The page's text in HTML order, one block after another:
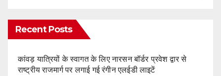
Recent Posts
कांवड़ यात्रियों के स्वागत के लिए नारसन बॉर्डर प्रवेश द्वार से
राष्ट्रीय राजमार्ग पर लगाई गई रंगीन एलईडी लाइटें